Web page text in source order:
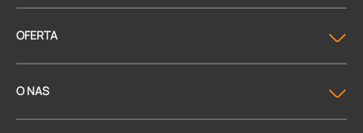
OFERTA
O NAS